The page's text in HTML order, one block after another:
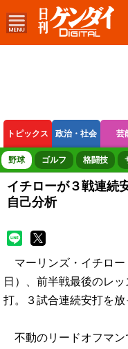
トピックス 政治・社会 芸
ボートレース 競輪 オ
野球 ゴルフ 格闘技
イチローが３戦連続
自己分析
マーリンズ・イチロー
日）、前半戦最後のレ
打。３試合連続安打を放
不動のリードオフマン